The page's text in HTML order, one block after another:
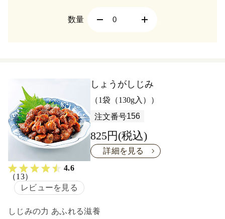
数量
4.6
（13）
レビューを見る
しょうがしじみ
（1袋（130g入））
注文番号156
825円(税込)
詳細を見る
しじみの力 あふれる滋養